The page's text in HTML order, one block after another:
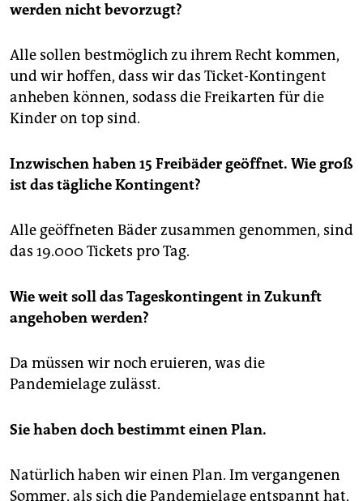
werden nicht bevorzugt?
Alle sollen bestmöglich zu ihrem Recht kommen,
und wir hoffen, dass wir das Ticket-Kontingent
anheben können, sodass die Freikarten für die
Kinder on top sind.
Inzwischen haben 15 Freibäder geöffnet. Wie groß
ist das tägliche Kontingent?
Alle geöffneten Bäder zusammen genommen, sind
das 19.000 Tickets pro Tag.
Wie weit soll das Tageskontingent in Zukunft
angehoben werden?
Da müssen wir noch eruieren, was die
Pandemielage zulässt.
Siehaben doch bestimmt einen Plan.
Natürlich haben wir einen Plan. Im vergangenen
Sommer, als sich die Pandemielage entspannt hat,